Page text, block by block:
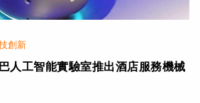
創新
人工智能實驗室推出酒店服務機械